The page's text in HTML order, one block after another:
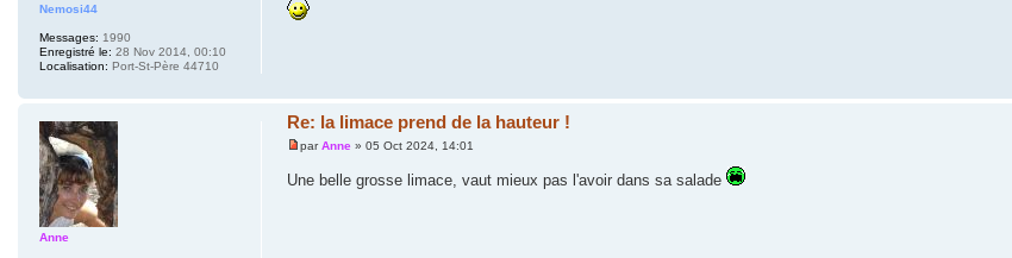
Nemosi44
Messages: 1990
Enregistré le: 28 Nov 2014, 00:10
Localisation: Port-St-Père 44710
Re: la limace prend de la hauteur !
parAnne» 05 Oct 2024, 14:01
Une belle grosse limace, vaut mieux pas l'avoir dans sa salade
Anne